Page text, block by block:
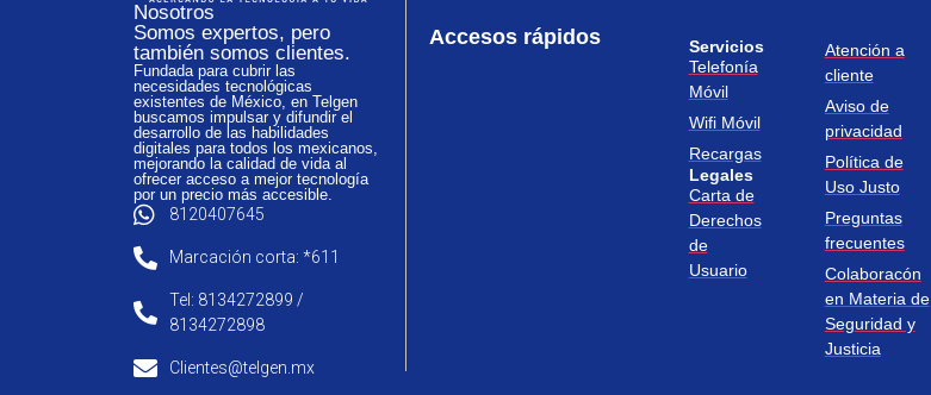
Nosotros
Somos expertos, pero
también somos clientes.
Fundada para cubrir las
necesidades tecnológicas
existentes de México, en Telgen
buscamos impulsar y difundir el
desarrollo de las habilidades
digitales para todos los mexicanos,
mejorando la calidad de vida al
ofrecer acceso a mejor tecnología
por un precio más accesible.
8120407645
Marcación corta: *611
Tel: 8134272899 /
8134272898
Clientes@telgen.mx
Accesos rápidos
Servicios
Telefonía
Móvil
Wifi Móvil
Recargas
Legales
Carta de
Derechos
de
Usuario
Atención a
cliente
Aviso de
privacidad
Política de
Uso Justo
Preguntas
frecuentes
Colaboracón
en Materia de
Seguridad y
Justicia